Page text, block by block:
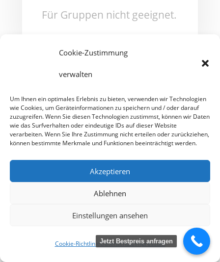
Cookie-Zustimmung
verwalten
Um Ihnen ein optimales Erlebnis zu bieten, verwenden wir Technologien
wie Cookies, um Geräteinformationen zu speichern und / oder darauf
zuzugreifen. Wenn Sie diesen Technologien zustimmst, können wir Daten
wie das Surfverhalten oder eindeutige IDs auf dieser Website
verarbeiten. Wenn Sie Ihre Zustimmung nicht erteilen oder zurückziehen,
können bestimmte Merkmale und Funktionen beeinträchtigt werden.
Akzeptieren
Ablehnen
Einstellungen ansehen
Cookie-RichtlinieDatenschutzImpressum
Für Gruppen nicht geeignet.
CHIEMSEEYACHT GSTADT AM CHIEMSEE –
„Wenn ich den SEE seh, brauch ich
kein MEER mehr...“
Ein Traum wird wahr:ChiemseeYacht
Gstadt am Chiemsee – gepflegte
Jetzt Bestpreis anfragen